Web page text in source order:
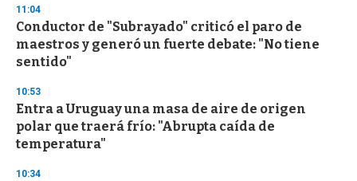
11:04
Conductor de "Subrayado" criticó el paro de
maestros y generó un fuerte debate: "No tiene
sentido"
10:53
Entra a Uruguay una masa de aire de origen
polar que traerá frío: "Abrupta caída de
temperatura"
10:34